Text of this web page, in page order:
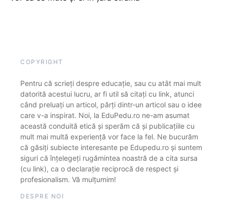
COPYRIGHT
Pentru că scrieți despre educație, sau cu atât mai mult
datorită acestui lucru, ar fi util să citați cu link, atunci
când preluați un articol, părți dintr-un articol sau o idee
care v-a inspirat. Noi, la EduPedu.ro ne-am asumat
această conduită etică și sperăm că și publicațiile cu
mult mai multă experiență vor face la fel. Ne bucurăm
că găsiți subiecte interesante pe Edupedu.ro și suntem
siguri că înțelegeți rugămintea noastră de a cita sursa
(cu link), ca o declarație reciprocă de respect și
profesionalism. Vă mulțumim!
DESPRE NOI